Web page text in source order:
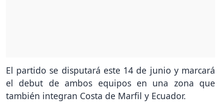
El partido se disputará este 14 de junio y marcará
el debut de ambos equipos en una zona que
también integran Costa de Marfil y Ecuador.